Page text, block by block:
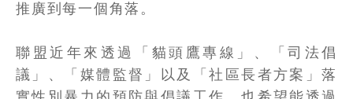
推廣到每一個角落。
聯盟近年來透過「貓頭鷹專線」、「司法倡
議」、「媒體監督」以及「社區長者方案」落